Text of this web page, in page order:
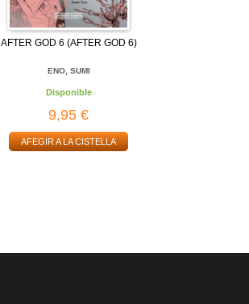
AFTER GOD 6 (AFTER GOD 6)
ENO, SUMI
Disponible
9,95 €
AFEGIR A LA CISTELLA